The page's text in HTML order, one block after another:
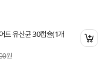
트 유산균 30캡슐(1개
원